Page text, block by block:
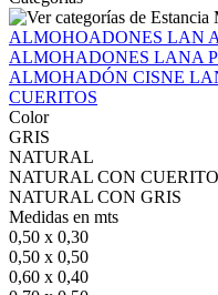
ALMOHOADONES LAN
ALMOHADONES LANA
ALMOHADÓN CISNE
CUERITOS
Color
GRIS
NATURAL
NATURAL CON
NATURAL CON GRIS
Medidas en mts
0,50 x 0,30
0,50 x 0,50
0,60 x 0,40